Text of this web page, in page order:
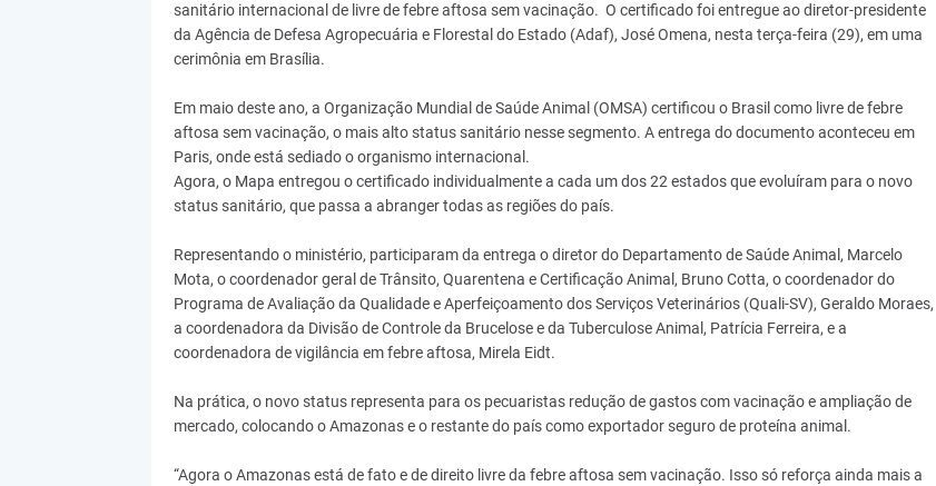
sanitário internacional de livre de febre aftosa sem vacinação. O certificado foi entregue ao diretor-presidente
da Agência de Defesa Agropecuária e Florestal do Estado (Adaf), José Omena, nesta terça-feira (29), em uma
cerimônia em Brasília.
Em maio deste ano, a Organização Mundial de Saúde Animal (OMSA) certificou o Brasil como livre de febre
aftosa sem vacinação, o mais alto status sanitário nesse segmento. A entrega do documento aconteceu em
Paris, onde está sediado o organismo internacional.
Agora, o Mapa entregou o certificado individualmente a cada um dos 22 estados que evoluíram para o novo
status sanitário, que passa a abranger todas as regiões do país.
Representando o ministério, participaram da entrega o diretor do Departamento de Saúde Animal, Marcelo
Mota, o coordenador geral de Trânsito, Quarentena e Certificação Animal, Bruno Cotta, o coordenador do
Programa de Avaliação da Qualidade e Aperfeiçoamento dos Serviços Veterinários (Quali-SV), Geraldo Moraes,
a coordenadora da Divisão de Controle da Brucelose e da Tuberculose Animal, Patrícia Ferreira, e a
coordenadora de vigilância em febre aftosa, Mirela Eidt.
Na prática, o novo status representa para os pecuaristas redução de gastos com vacinação e ampliação de
mercado, colocando o Amazonas e o restante do país como exportador seguro de proteína animal.
“Agora o Amazonas está de fato e de direito livre da febre aftosa sem vacinação. Isso só reforça ainda mais a